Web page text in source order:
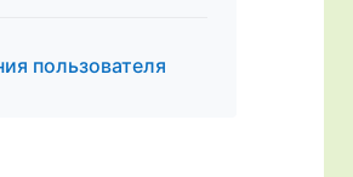
пользователя